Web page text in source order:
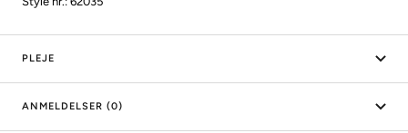
PLEJE
ANMELDELSER (0)